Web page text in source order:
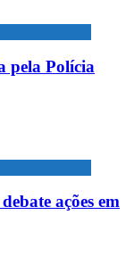
pela Polícia
ações em